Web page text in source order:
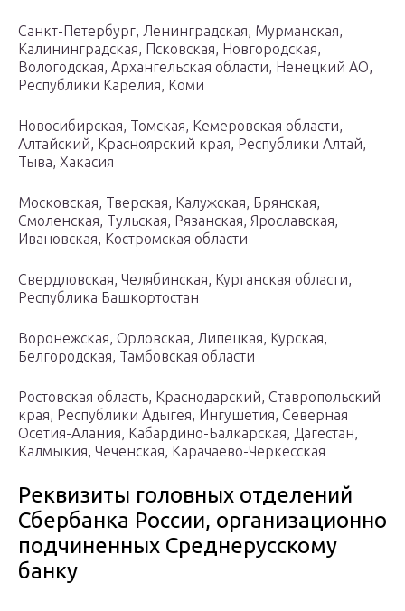
Санкт-Петербург, Ленинградская, Мурманская,
Калининградская, Псковская, Новгородская,
Вологодская, Архангельская области, Ненецкий АО,
Республики Карелия, Коми
Новосибирская, Томская, Кемеровская области,
Алтайский, Красноярский края, Республики Алтай,
Тыва, Хакасия
Московская, Тверская, Калужская, Брянская,
Смоленская, Тульская, Рязанская, Ярославская,
Ивановская, Костромская области
Свердловская, Челябинская, Курганская области,
Республика Башкортостан
Воронежская, Орловская, Липецкая, Курская,
Белгородская, Тамбовская области
Ростовская область, Краснодарский, Ставропольский
края, Республики Адыгея, Ингушетия, Северная
Осетия-Алания, Кабардино-Балкарская, Дагестан,
Калмыкия, Чеченская, Карачаево-Черкесская
Реквизиты головных отделений
Сбербанка России, организационно
подчиненных Среднерусскому
банку